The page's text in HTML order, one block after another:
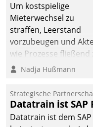
Um kostspielige
Mieterwechsel zu
straffen, Leerstand
vorzubeugen und
wie Prozesse fließend
vernetzen, nutzt die
Jahresbeginn eine
Überblick, Einsicht
Eingriff bietende
Nadja Hußmann
Strategische
Datatrain ist SAP
Datatrain ist dem